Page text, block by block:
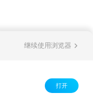
继续使用浏览器
打开